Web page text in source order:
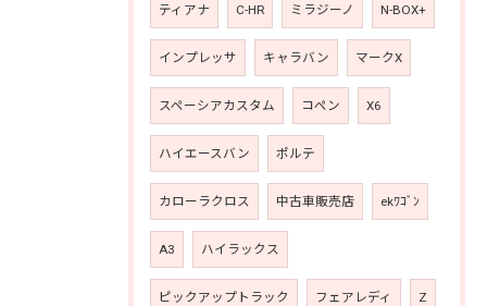
ティアナ C-HR ミラジーノ N-BOX+
インプレッサ キャラバン マークX
スペーシアカスタム コペン X6
ハイエースバン ポルテ
カローラクロス 中古車販売店 ekﾜｺﾞﾝ
A3 ハイラックス
ピックアップトラック フェアレディ Z